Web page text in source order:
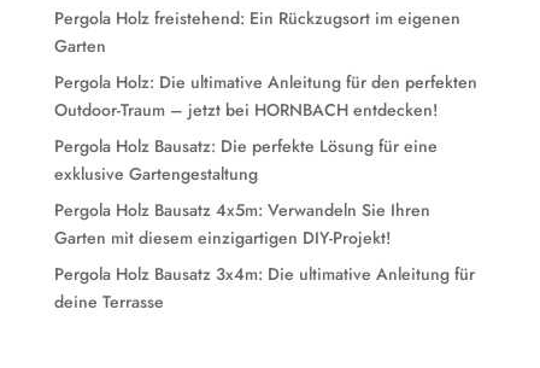
Pergola Holz freistehend: Ein Rückzugsort im eigenen
Garten
Pergola Holz: Die ultimative Anleitung für den perfekten
Outdoor-Traum – jetzt bei HORNBACH entdecken!
Pergola Holz Bausatz: Die perfekte Lösung für eine
exklusive Gartengestaltung
Pergola Holz Bausatz 4x5m: Verwandeln Sie Ihren
Garten mit diesem einzigartigen DIY-Projekt!
Pergola Holz Bausatz 3x4m: Die ultimative Anleitung für
deine Terrasse